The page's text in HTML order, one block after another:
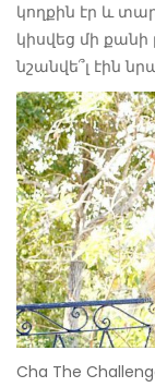
կողքին էր և
կիսվեց մի քանի
նշանվե՞լ էին
Cha The